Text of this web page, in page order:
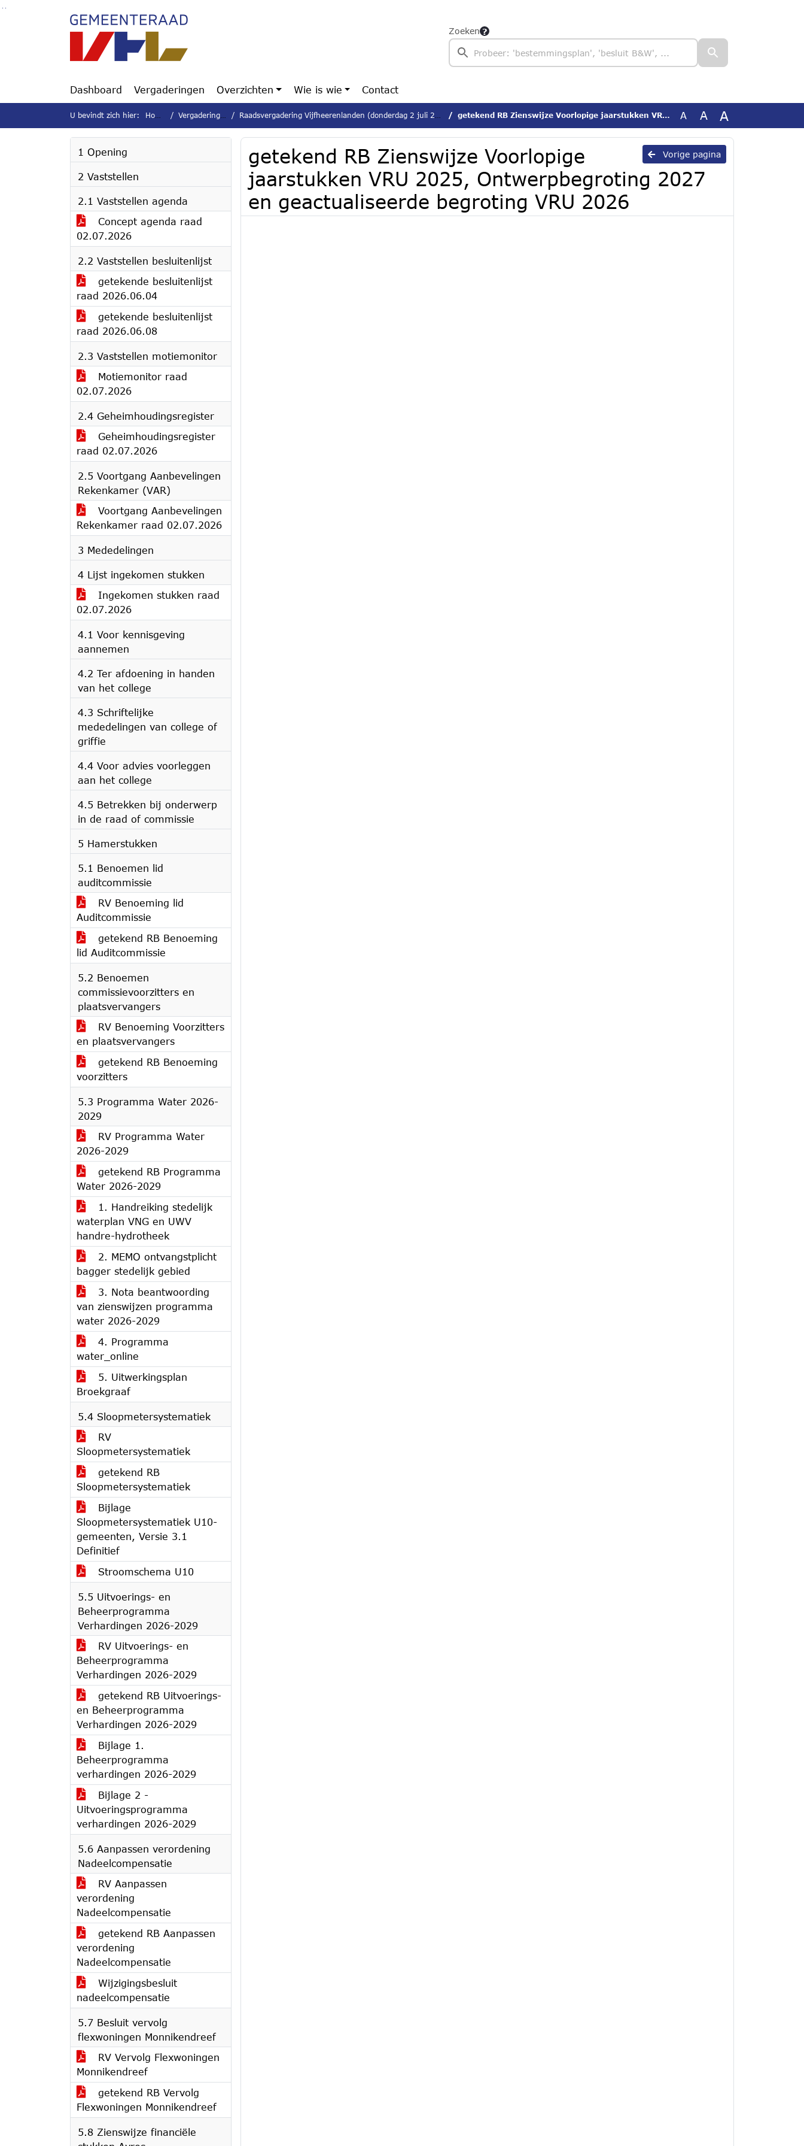
Ga naar de inhoud van deze pagina
Ga naar het zoeken
Ga naar het menu
Zoeken
Dashboard Vergaderingen Overzichten Wie is wie Contact
U bevindt zich hier: Home Vergaderingen Raadsvergadering Vijfheerenlanden (donderdag 2 juli 2026) getekend RB Zienswijze Voorlopige jaarstukken VRU 2025, Ontwerpbegroting 2027 en geactualiseerde begroting VRU 2026 A A A
1 Opening
2 Vaststellen
2.1 Vaststellen agenda
Concept agenda raad
02.07.2026
2.2 Vaststellen besluitenlijst
getekende besluitenlijst
raad 2026.06.04
getekende besluitenlijst
raad 2026.06.08
2.3 Vaststellen motiemonitor
Motiemonitor raad
02.07.2026
2.4 Geheimhoudingsregister
Geheimhoudingsregister
raad 02.07.2026
2.5 Voortgang Aanbevelingen
Rekenkamer (VAR)
Voortgang Aanbevelingen
Rekenkamer raad 02.07.2026
3 Mededelingen
4 Lijst ingekomen stukken
Ingekomen stukken raad
02.07.2026
4.1 Voor kennisgeving
aannemen
4.2 Ter afdoening in handen
van het college
4.3 Schriftelijke
mededelingen van college of
griffie
4.4 Voor advies voorleggen
aan het college
4.5 Betrekken bij onderwerp
in de raad of commissie
5 Hamerstukken
5.1 Benoemen lid
auditcommissie
RV Benoeming lid
Auditcommissie
getekend RB Benoeming
lid Auditcommissie
5.2 Benoemen
commissievoorzitters en
plaatsvervangers
RV Benoeming Voorzitters
en plaatsvervangers
getekend RB Benoeming
voorzitters
5.3 Programma Water 2026-
2029
RV Programma Water
2026-2029
getekend RB Programma
Water 2026-2029
1. Handreiking stedelijk
waterplan VNG en UWV
handre-hydrotheek
2. MEMO ontvangstplicht
bagger stedelijk gebied
3. Nota beantwoording
van zienswijzen programma
water 2026-2029
4. Programma
water_online
5. Uitwerkingsplan
Broekgraaf
5.4 Sloopmetersystematiek
RV
Sloopmetersystematiek
getekend RB
Sloopmetersystematiek
Bijlage
Sloopmetersystematiek U10-
gemeenten, Versie 3.1
Definitief
Stroomschema U10
5.5 Uitvoerings- en
Beheerprogramma
Verhardingen 2026-2029
RV Uitvoerings- en
Beheerprogramma
Verhardingen 2026-2029
getekend RB Uitvoerings-
en Beheerprogramma
Verhardingen 2026-2029
Bijlage 1.
Beheerprogramma
verhardingen 2026-2029
Bijlage 2 -
Uitvoeringsprogramma
verhardingen 2026-2029
5.6 Aanpassen verordening
Nadeelcompensatie
RV Aanpassen
verordening
Nadeelcompensatie
getekend RB Aanpassen
verordening
Nadeelcompensatie
Wijzigingsbesluit
nadeelcompensatie
5.7 Besluit vervolg
flexwoningen Monnikendreef
RV Vervolg Flexwoningen
Monnikendreef
getekend RB Vervolg
Flexwoningen Monnikendreef
5.8 Zienswijze financiële
Vorige pagina
getekend RB Zienswijze Voorlopige
jaarstukken VRU 2025, Ontwerpbegroting 2027
en geactualiseerde begroting VRU 2026